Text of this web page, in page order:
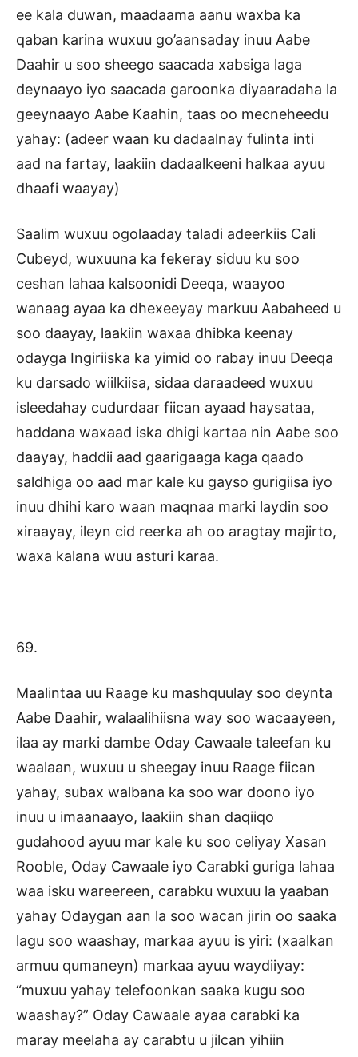
ee kala duwan, maadaama aanu waxba ka
qaban karina wuxuu go’aansaday inuu Aabe
Daahir u soo sheego saacada xabsiga laga
deynaayo iyo saacada garoonka diyaaradaha la
geeynaayo Aabe Kaahin, taas oo mecneheedu
yahay: (adeer waan ku dadaalnay fulinta inti
aad na fartay, laakiin dadaalkeeni halkaa ayuu
dhaafi waayay)
Saalim wuxuu ogolaaday taladi adeerkiis Cali
Cubeyd, wuxuuna ka fekeray siduu ku soo
ceshan lahaa kalsoonidi Deeqa, waayoo
wanaag ayaa ka dhexeeyay markuu Aabaheed u
soo daayay, laakiin waxaa dhibka keenay
odayga Ingiriiska ka yimid oo rabay inuu Deeqa
ku darsado wiilkiisa, sidaa daraadeed wuxuu
isleedahay cudurdaar fiican ayaad haysataa,
haddana waxaad iska dhigi kartaa nin Aabe soo
daayay, haddii aad gaarigaaga kaga qaado
saldhiga oo aad mar kale ku gayso gurigiisa iyo
inuu dhihi karo waan maqnaa marki laydin soo
xiraayay, ileyn cid reerka ah oo aragtay majirto,
waxa kalana wuu asturi karaa.
69.
Maalintaa uu Raage ku mashquulay soo deynta
Aabe Daahir, walaalihiisna way soo wacaayeen,
ilaa ay marki dambe Oday Cawaale taleefan ku
waalaan, wuxuu u sheegay inuu Raage fiican
yahay, subax walbana ka soo war doono iyo
inuu u imaanaayo, laakiin shan daqiiqo
gudahood ayuu mar kale ku soo celiyay Xasan
Rooble, Oday Cawaale iyo Carabki guriga lahaa
waa isku wareereen, carabku wuxuu la yaaban
yahay Odaygan aan la soo wacan jirin oo saaka
lagu soo waashay, markaa ayuu is yiri: (xaalkan
armuu qumaneyn) markaa ayuu waydiiyay:
“muxuu yahay telefoonkan saaka kugu soo
waashay?” Oday Cawaale ayaa carabki ka
maray meelaha ay carabtu u jilcan yihiin